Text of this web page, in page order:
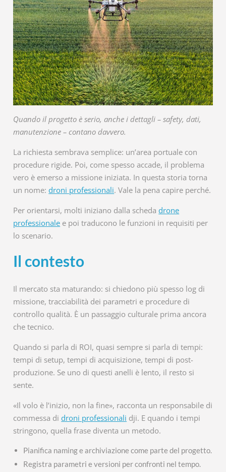
Quando il progetto è serio, anche i dettagli – safety, dati,
manutenzione – contano davvero.
La richiesta sembrava semplice: un’area portuale con
procedure rigide. Poi, come spesso accade, il problema
vero è emerso a missione iniziata. In questa storia torna
un nome:droni professionali. Vale la pena capire perché.
Per orientarsi, molti iniziano dalla schedadrone
professionale e poi traducono le funzioni in requisiti per
lo scenario.
Il contesto
Il mercato sta maturando: si chiedono più spesso log di
missione, tracciabilità dei parametri e procedure di
controllo qualità. È un passaggio culturale prima ancora
che tecnico.
Quando si parla di ROI, quasi sempre si parla di tempi:
tempi di setup, tempi di acquisizione, tempi di post-
produzione. Se uno di questi anelli è lento, il resto si
sente.
«Il volo è l’inizio, non la fine», racconta un responsabile di
commessa didroni professionali dji. E quando i tempi
stringono, quella frase diventa un metodo.
Pianifica naming e archiviazione come parte del progetto.
Registra parametri e versioni per confronti nel tempo.